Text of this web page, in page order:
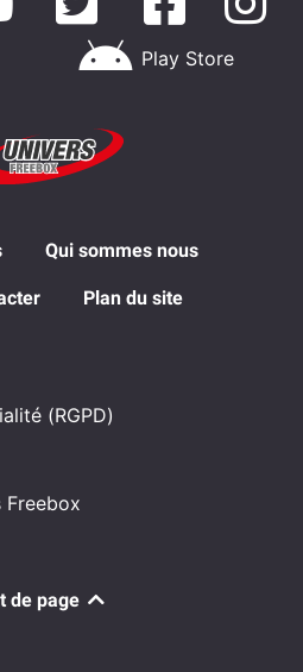
Play Store
Qui sommes nous
Plan du site
(RGPD)
de page